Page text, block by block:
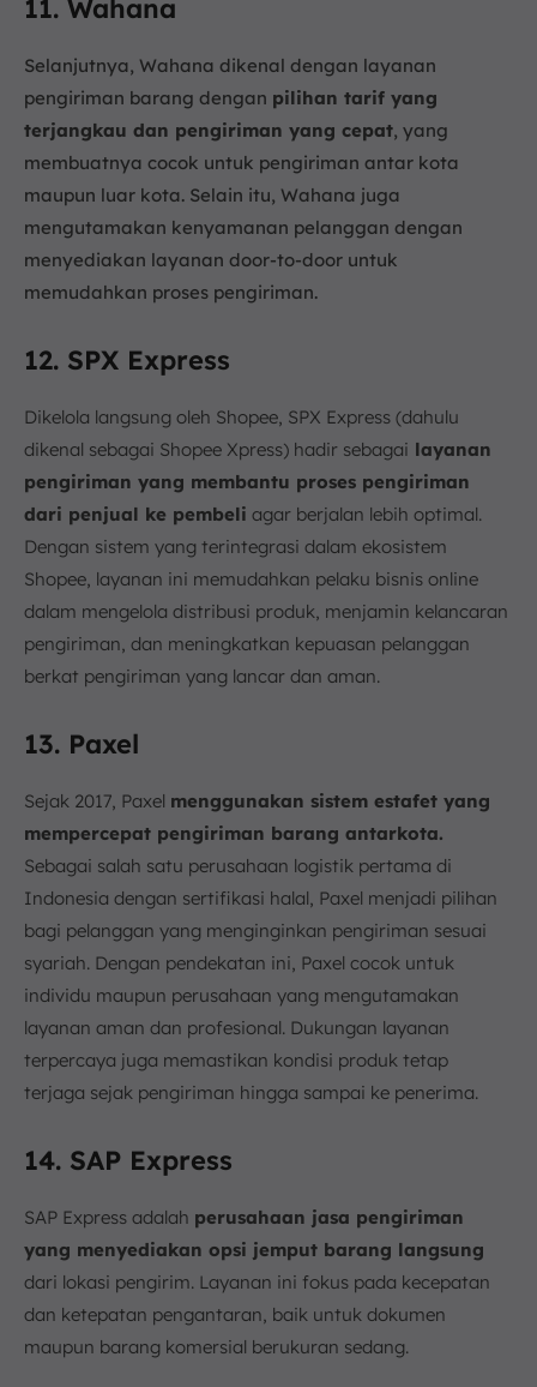
11. Wahana
Selanjutnya, Wahana dikenal dengan layanan
pengiriman barang dengan pilihan tarif yang
terjangkau dan pengiriman yang cepat, yang
membuatnya cocok untuk pengiriman antar kota
maupun luar kota. Selain itu, Wahana juga
mengutamakan kenyamanan pelanggan dengan
menyediakan layanan door-to-door untuk
memudahkan proses pengiriman.
12. SPX Express
Dikelola langsung oleh Shopee, SPX Express (dahulu
dikenal sebagai Shopee Xpress) hadir sebagai layanan
pengiriman yang membantu proses pengiriman
dari penjual ke pembeli agar berjalan lebih optimal.
Dengan sistem yang terintegrasi dalam ekosistem
Shopee, layanan ini memudahkan pelaku bisnis online
dalam mengelola distribusi produk, menjamin kelancaran
pengiriman, dan meningkatkan kepuasan pelanggan
berkat pengiriman yang lancar dan aman.
13. Paxel
Sejak 2017, Paxel menggunakan sistem estafet yang
mempercepat pengiriman barang antarkota.
Sebagai salah satu perusahaan logistik pertama di
Indonesia dengan sertifikasi halal, Paxel menjadi pilihan
bagi pelanggan yang menginginkan pengiriman sesuai
syariah. Dengan pendekatan ini, Paxel cocok untuk
individu maupun perusahaan yang mengutamakan
layanan aman dan profesional. Dukungan layanan
terpercaya juga memastikan kondisi produk tetap
terjaga sejak pengiriman hingga sampai ke penerima.
14. SAP Express
SAP Express adalah perusahaan jasa pengiriman
yang menyediakan opsi jemput barang langsung
dari lokasi pengirim. Layanan ini fokus pada kecepatan
dan ketepatan pengantaran, baik untuk dokumen
maupun barang komersial berukuran sedang.